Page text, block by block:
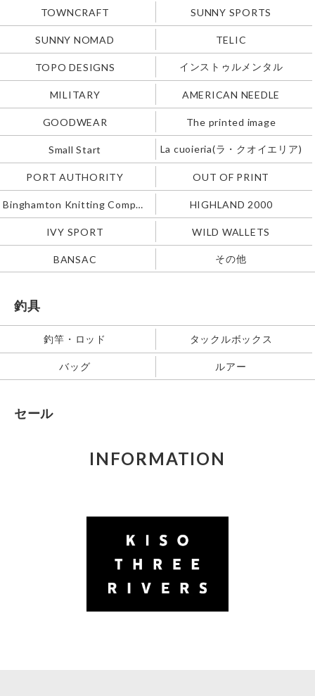
TOWNCRAFT SUNNY SPORTS
SUNNY NOMAD TELIC
TOPO DESIGNS インストゥルメンタル
MILITARY AMERICAN NEEDLE
GOODWEAR The printed image
Small Start La cuoieria(ラ・クオイエリア)
PORT AUTHORITY OUT OF PRINT
Binghamton Knitting Company HIGHLAND 2000
IVY SPORT WILD WALLETS
BANSAC その他
釣具
釣竿・ロッド タックルボックス
バッグ ルアー
セール
INFORMATION